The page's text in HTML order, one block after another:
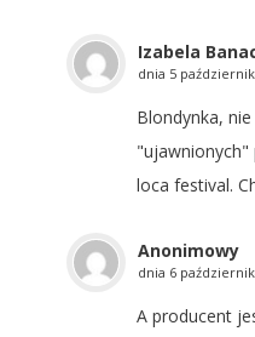
Izabela
dnia 5
Blondynka,
"ujawnionych"
loca festival.
Anonimowy
dnia 6
A producent